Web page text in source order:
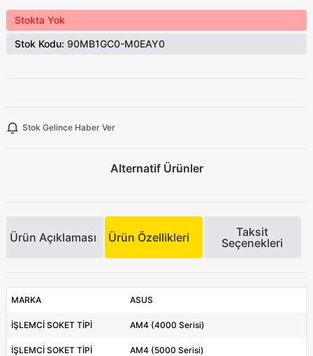
Stokta Yok
Stok Kodu: 90MB1GC0-M0EAY0
Stok Gelince Haber Ver
Alternatif Ürünler
Ürün Açıklaması Ürün Özellikleri
Taksit
Seçenekleri
MARKA ASUS
İŞLEMCİ SOKET TİPİ AM4 (4000 Serisi)
İŞLEMCİ SOKET TİPİ AM4 (5000 Serisi)